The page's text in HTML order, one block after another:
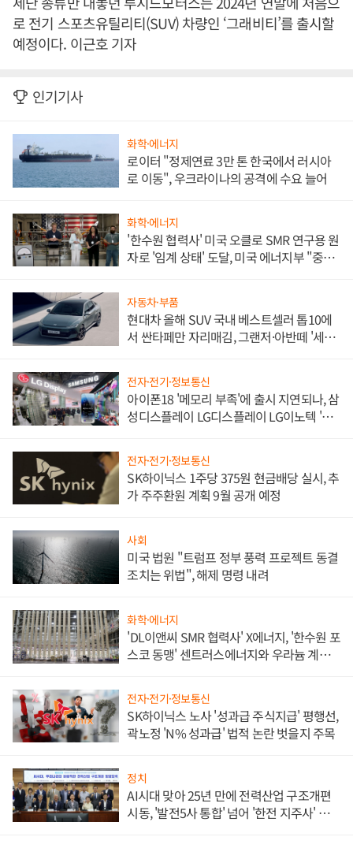
로 전기 스포츠유틸리티(SUV) 차량인 ‘그래비티’를 출시할
예정이다. 이근호 기자
인기기사
화학·에너지
로이터 "정제연료 3만 톤 한국에서 러시아
로 이동", 우크라이나의 공격에 수요 늘어
화학·에너지
'한수원 협력사' 미국 오클로 SMR 연구용 원
자로 '임계 상태' 도달, 미국 에너지부 "중요
자동차·부품
현대차 올해 SUV 국내 베스트셀러 톱10에
서 싼타페만 자리매김, 그랜저·아반떼 '세단
전자·전기·정보통신
아이폰18 '메모리 부족'에 출시 지연되나, 삼
성디스플레이 LG디스플레이 LG이노텍 '탈
전자·전기·정보통신
SK하이닉스 1주당 375원 현금배당 실시, 추
가 주주환원 계획 9월 공개 예정
사회
미국 법원 "트럼프 정부 풍력 프로젝트 동결
조치는 위법", 해제 명령 내려
화학·에너지
'DL이앤씨 SMR 협력사' X에너지, '한수원 포
스코 동맹' 센트러스에너지와 우라늄 계약
전자·전기·정보통신
SK하이닉스 노사 '성과급 주식지급' 평행선,
곽노정 'N% 성과급' 법적 논란 벗을지 주목
정치
AI시대 맞아 25년 만에 전력산업 구조개편
시동, '발전5사 통합' 넘어 '한전 지주사' 재편